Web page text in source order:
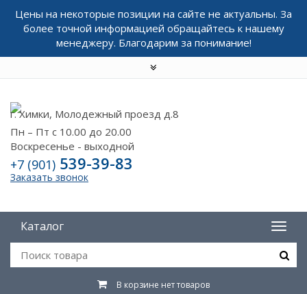
Цены на некоторые позиции на сайте не актуальны. За
более точной информацией обращайтесь к нашему
менеджеру. Благодарим за понимание!
г. Химки, Молодежный проезд д.8
Пн – Пт с 10.00 до 20.00
Воскресенье - выходной
+7 (901) 539-39-83
Заказать звонок
Каталог
В корзине нет товаров